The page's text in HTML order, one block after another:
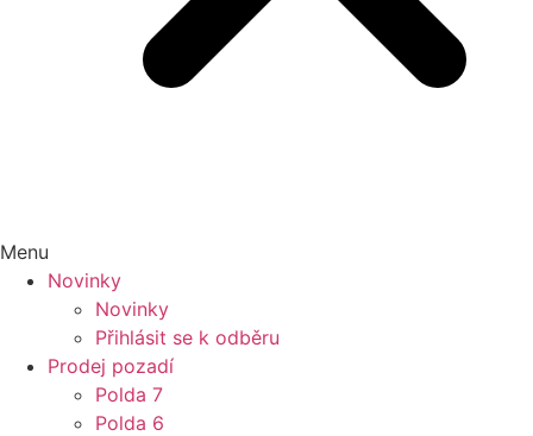
Menu
Novinky
Novinky
Přihlásit se k odběru
Prodej pozadí
Polda 7
Polda 6